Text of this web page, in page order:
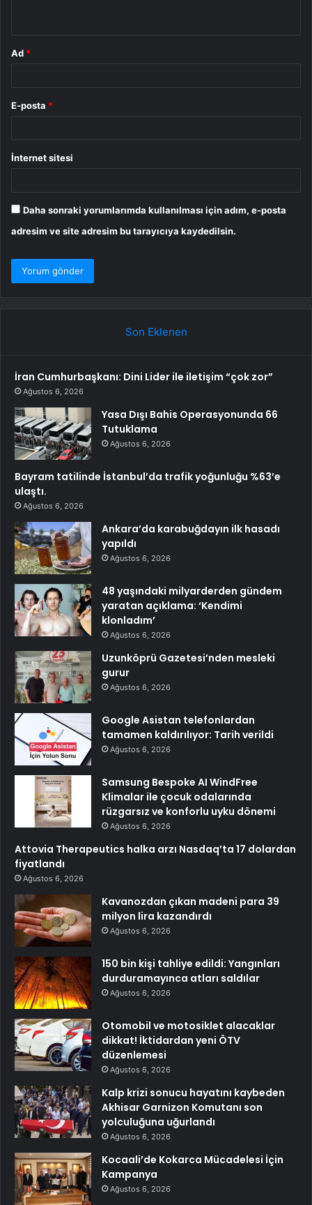
Ad *
E-posta *
İnternet sitesi
Daha sonraki yorumlarımda kullanılması için adım, e-posta
adresim ve site adresim bu tarayıcıya kaydedilsin.
Son Eklenen
İran Cumhurbaşkanı: Dini Lider ile iletişim “çok zor”
Ağustos 6, 2026
Yasa Dışı Bahis Operasyonunda 66
Tutuklama
Ağustos 6, 2026
Bayram tatilinde İstanbul’da trafik yoğunluğu %63’e
ulaştı.
Ağustos 6, 2026
Ankara’da karabuğdayın ilk hasadı
yapıldı
Ağustos 6, 2026
48 yaşındaki milyarderden gündem
yaratan açıklama: ‘Kendimi
klonladım’
Ağustos 6, 2026
Uzunköprü Gazetesi’nden mesleki
gurur
Ağustos 6, 2026
Google Asistan telefonlardan
tamamen kaldırılıyor: Tarih verildi
Ağustos 6, 2026
Samsung Bespoke AI WindFree
Klimalar ile çocuk odalarında
rüzgarsız ve konforlu uyku dönemi
Ağustos 6, 2026
Attovia Therapeutics halka arzı Nasdaq’ta 17 dolardan
fiyatlandı
Ağustos 6, 2026
Kavanozdan çıkan madeni para 39
milyon lira kazandırdı
Ağustos 6, 2026
150 bin kişi tahliye edildi: Yangınları
durduramayınca atları saldılar
Ağustos 6, 2026
Otomobil ve motosiklet alacaklar
dikkat! İktidardan yeni ÖTV
düzenlemesi
Ağustos 6, 2026
Kalp krizi sonucu hayatını kaybeden
Akhisar Garnizon Komutanı son
yolculuğuna uğurlandı
Ağustos 6, 2026
Kocaali’de Kokarca Mücadelesi İçin
Kampanya
Ağustos 6, 2026